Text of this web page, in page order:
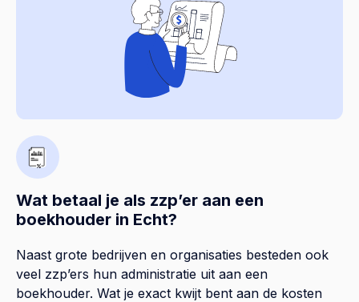
Wat betaal je als zzp’er aan een
boekhouder in Echt?
Naast grote bedrijven en organisaties besteden ook
veel zzp’ers hun administratie uit aan een
boekhouder. Wat je exact kwijt bent aan de kosten